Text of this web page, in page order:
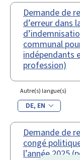
Demande de
d’erreur dans
communal
indépendants
profession)
Autre(s) langue(s)
DE EN
Demande de
congé
l’année 2025